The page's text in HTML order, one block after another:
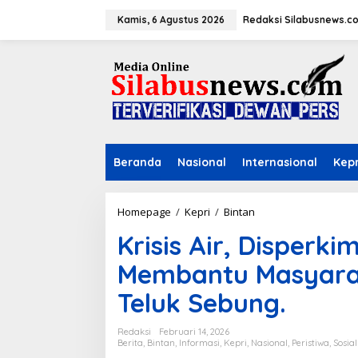
Kamis, 6 Agustus 2026 Redaksi
Beranda Nasional Internasional
Homepage / Kepri / Bintan
s
s
A
,
Krisis Air,
Membantu
Teluk Sebung.
Redaksi
Februari 14, 2026
Berita, Bintan, Informasi, Kepri, Nasional, Peristiwa, Sosial